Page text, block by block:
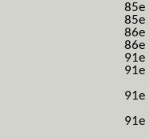
85e
85e
86e
86e
91e
91e
91e
91e